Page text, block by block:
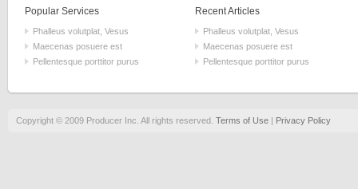
Popular Services
Phalleus volutplat, Vesus
Maecenas posuere est
Pellentesque porttitor purus
Recent Articles
Phalleus volutplat, Vesus
Maecenas posuere est
Pellentesque porttitor purus
Copyright © 2009 Producer Inc. All rights reserved. Terms of Use| Privacy Policy